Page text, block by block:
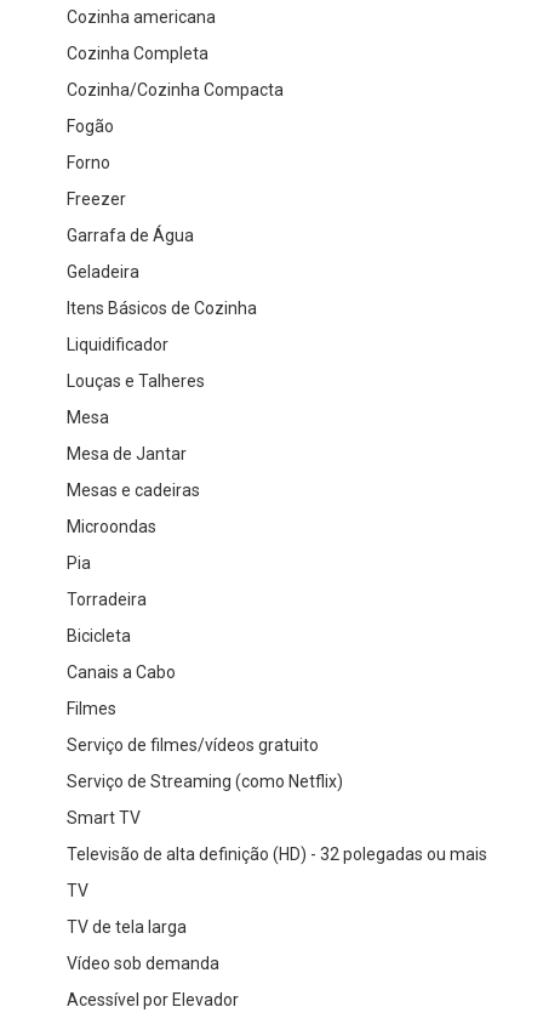
Cozinha americana
Cozinha Completa
Cozinha/Cozinha Compacta
Fogão
Forno
Freezer
Garrafa de Água
Geladeira
Itens Básicos de Cozinha
Liquidificador
Louças e Talheres
Mesa
Mesa de Jantar
Mesas e cadeiras
Microondas
Pia
Torradeira
Bicicleta
Canais a Cabo
Filmes
Serviço de filmes/vídeos gratuito
Serviço de Streaming (como Netflix)
Smart TV
Televisão de alta definição (HD) - 32 polegadas ou mais
TV
TV de tela larga
Vídeo sob demanda
Acessível por Elevador